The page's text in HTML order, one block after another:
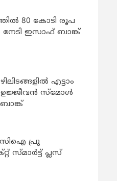
80 കോടി രൂപ
നേടി ഇസാഫ് ബാങ്ക്
എട്ടാം
സ്മോൾ
പ്രു
സ്മാർട്ട് പ്ലസ്